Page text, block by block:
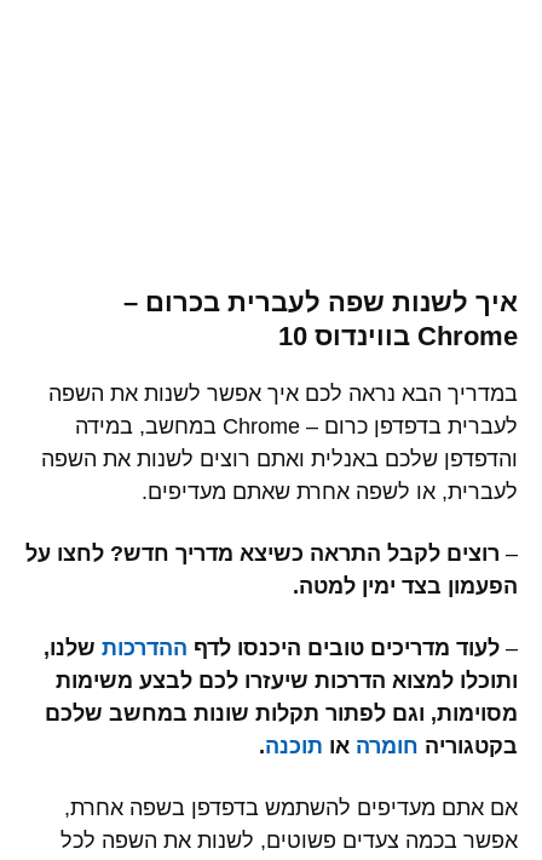
איך לשנות שפה לעברית בכרום –
Chrome בווינדוס 10
במדריך הבא נראה לכם איך אפשר לשנות את השפה
לעברית בדפדפן כרום – Chrome במחשב, במידה
והדפדפן שלכם באנלית ואתם רוצים לשנות את השפה
לעברית, או לשפה אחרת שאתם מעדיפים.
– רוצים לקבל התראה כשיצא מדריך חדש? לחצו על
הפעמון בצד ימין למטה.
– לעוד מדריכים טובים היכנסו לדף ההדרכות שלנו,
ותוכלו למצוא הדרכות שיעזרו לכם לבצע משימות
מסוימות, וגם לפתור תקלות שונות במחשב שלכם
בקטגוריה חומרה או תוכנה.
אם אתם מעדיפים להשתמש בדפדפן בשפה אחרת,
אפשר בכמה צעדים פשוטים, לשנות את השפה לכל